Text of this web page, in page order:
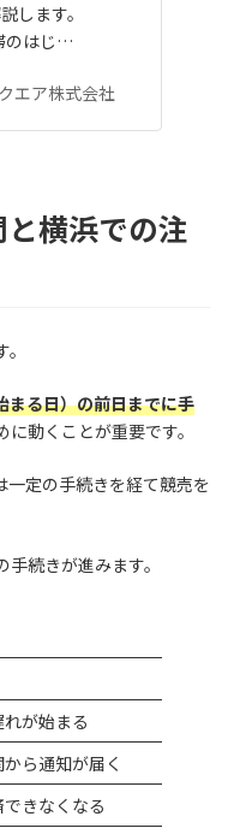
説します。
のはじ…
エア株式会社
横浜での注
まる日）の前日までに手
に動くことが重要です。
一定の手続きを経て競売を
続きが進みます。
が始まる
ら通知が届く
きなくなる